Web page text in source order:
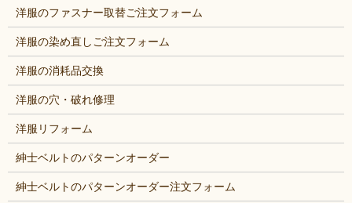
洋服のファスナー取替ご注文フォーム
洋服の染め直しご注文フォーム
洋服の消耗品交換
洋服の穴・破れ修理
洋服リフォーム
紳士ベルトのパターンオーダー
紳士ベルトのパターンオーダー注文フォーム